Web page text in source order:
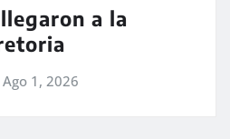
a la
Ago 1, 2026